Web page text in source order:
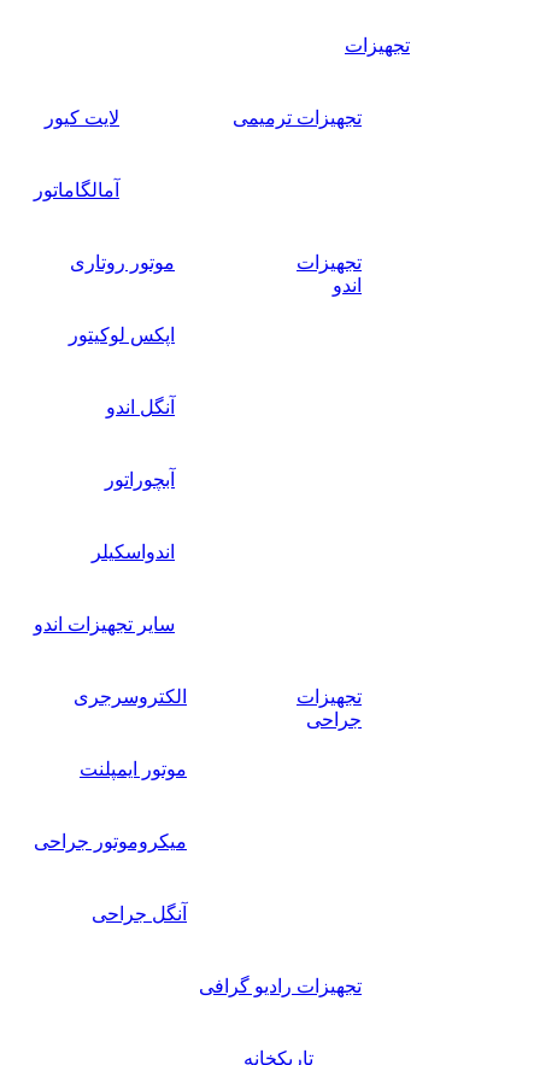
تجهیزات
تجهیزات ترمیمی لایت کیور
آمالگاماتور
تجهیزات
اندو
موتور روتاری
اپکس لوکیتور
آنگل اندو
آبچوراتور
اندواسکیلر
سایر تجهیزات اندو
تجهیزات
جراحی
الکتروسرجری
موتور ایمپلنت
میکروموتور جراحی
آنگل جراحی
تجهیزات رادیو گرافی
تاریکخانه